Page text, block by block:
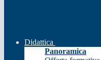
Didattica
Panoramica